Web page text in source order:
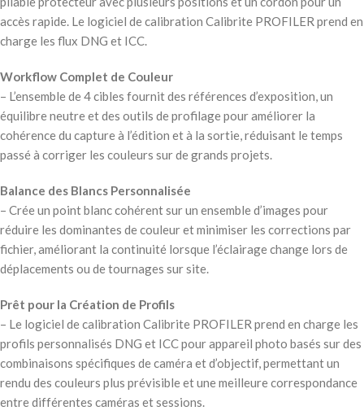
accès rapide. Le logiciel de calibration Calibrite PROFILER prend en
charge les flux DNG et ICC.
Workflow Complet de Couleur
– L’ensemble de 4 cibles fournit des références d’exposition, un
équilibre neutre et des outils de profilage pour améliorer la
cohérence du capture à l’édition et à la sortie, réduisant le temps
passé à corriger les couleurs sur de grands projets.
Balance des Blancs Personnalisée
– Crée un point blanc cohérent sur un ensemble d’images pour
réduire les dominantes de couleur et minimiser les corrections par
fichier, améliorant la continuité lorsque l’éclairage change lors de
déplacements ou de tournages sur site.
Prêt pour la Création de Profils
– Le logiciel de calibration Calibrite PROFILER prend en charge les
profils personnalisés DNG et ICC pour appareil photo basés sur des
combinaisons spécifiques de caméra et d’objectif, permettant un
rendu des couleurs plus prévisible et une meilleure correspondance
entre différentes caméras et sessions.